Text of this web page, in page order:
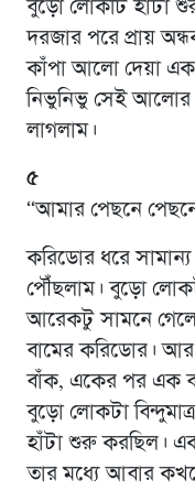
বুড়ো লোকটি হাঁটা
দরজার পরে প্রায়
কাঁপা আলো দেয়া
নিভুনিভু সেই আলোর
লাগলাম।
৫
“আমার পেছনে
করিডোর ধরে
পৌঁছলাম। বুড়ো
আরেকটু সামনে
বামের করিডোর।
বাঁক, একের পর এক
বুড়ো লোকটা
হাঁটা শুরু করছিল।
তার মধ্যে আবার